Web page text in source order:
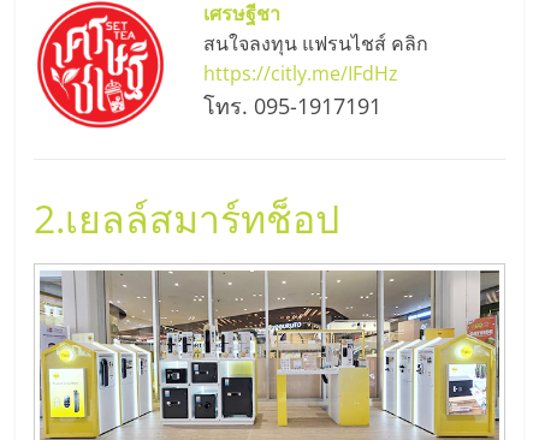
ขาย
หน้า
บ้าน
ลงทุน
น้อย
คืน
เศรษฐีชา
สนใจลงทุน แฟรนไชส์ คลิก
https://citly.me/IFdHz
โทร. 095-1917191
2.เยลล์สมาร์ทช็อป